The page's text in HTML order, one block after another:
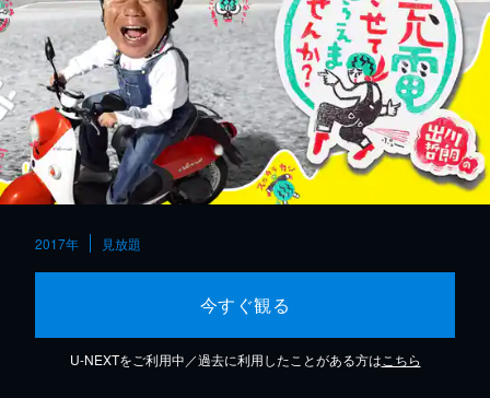
2017年 見放題
今すぐ観る
U-NEXTをご利用中／過去に利用したことがある方は こちら